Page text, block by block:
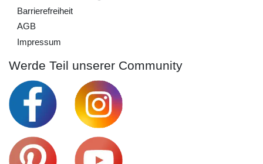
Barrierefreiheit
AGB
Impressum
Werde Teil unserer Community